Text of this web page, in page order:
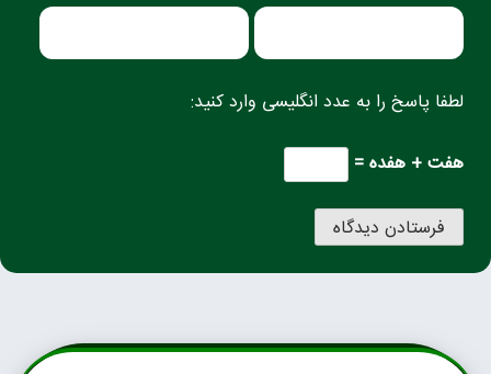
لطفا پاسخ را به عدد انگلیسی وارد کنید:
هفت + هفده =